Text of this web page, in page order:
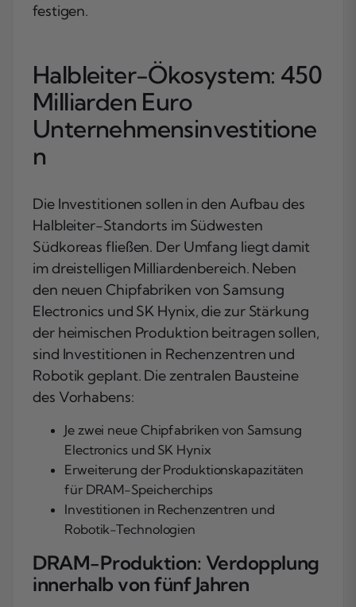
festigen.
Halbleiter-Ökosystem: 450
Milliarden Euro
Unternehmensinvestitione
n
Die Investitionen sollen in den Aufbau des
Halbleiter-Standorts im Südwesten
Südkoreas fließen. Der Umfang liegt damit
im dreistelligen Milliardenbereich. Neben
den neuen Chipfabriken von Samsung
Electronics und SK Hynix, die zur Stärkung
der heimischen Produktion beitragen sollen,
sind Investitionen in Rechenzentren und
Robotik geplant. Die zentralen Bausteine
des Vorhabens:
Je zwei neue Chipfabriken von Samsung
Electronics und SK Hynix
Erweiterung der Produktionskapazitäten
für DRAM-Speicherchips
Investitionen in Rechenzentren und
Robotik-Technologien
DRAM-Produktion: Verdopplung
innerhalb von fünf Jahren